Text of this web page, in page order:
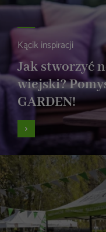
Kącik inspiracji
Jak stworzyć
wiejski?
GARDEN!